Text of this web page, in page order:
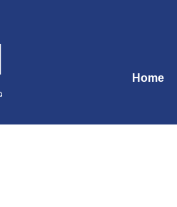
Home